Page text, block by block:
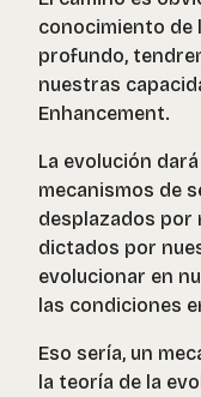
conocimiento de
profundo,
nuestras
Enhancement.
La evolución
mecanismos de
desplazados por
dictados por
evolucionar en
las condiciones
Eso sería, un
la teoría de la